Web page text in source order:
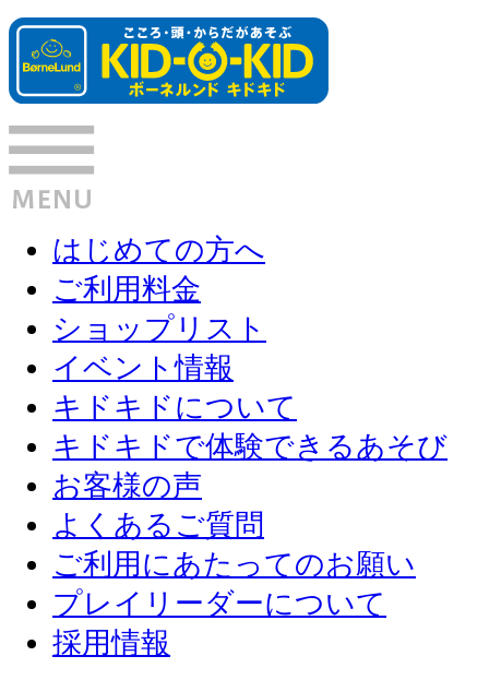
はじめての方へ
ご利用料金
ショップリスト
イベント情報
キドキドについて
キドキドで体験できるあそび
お客様の声
よくあるご質問
ご利用にあたってのお願い
プレイリーダーについて
採用情報